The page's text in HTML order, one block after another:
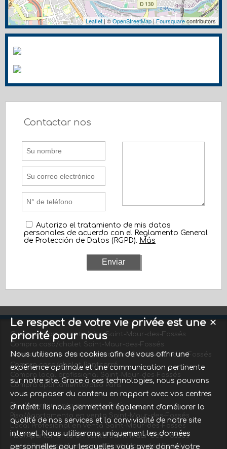
Leaflet| ©OpenStreetMap| Foursquarecontributors
Contactar nos
Autorizo el tratamiento de mis datos
personales de acuerdo con el Reglamento General
de Protección de Datos (RGPD). Más
Compra apartamento/piso Saint-Maur-des-Fossés
Compra casa/chalet Saint-Maur-des-Fossés
Arrendamiento apartamento/piso Saint-Maur-des-Fossés
Compra casa/chalet Pontcarré
Compra local profissional Saint-Maur-des-Fossés
Compra apartamento/piso Paris
Piso/Apartamento en venta Paris
Piso/Apartamento en venta Saint-Maur-des-Fossés
Local Profesional en venta Saint-Maur-des-Fossés
Piso/Apartamento en venta Saint-Maur-des-Fossés
Local Profesional en venta Saint-Maur-des-Fossés
✕
Le respect de votre vie privée est une
priorité pour nous
Nous utilisons des cookies afin de vous offrir une
expérience optimale et une communication pertinente
sur notre site. Grace à ces technologies, nous pouvons
vous proposer du contenu en rapport avec vos centres
d'intérêt. Ils nous permettent également d'améliorer la
qualité de nos services et la convivialité de notre site
internet. Nous utiliserons uniquement les données
personnelles pour lesquelles vous avez donné votre